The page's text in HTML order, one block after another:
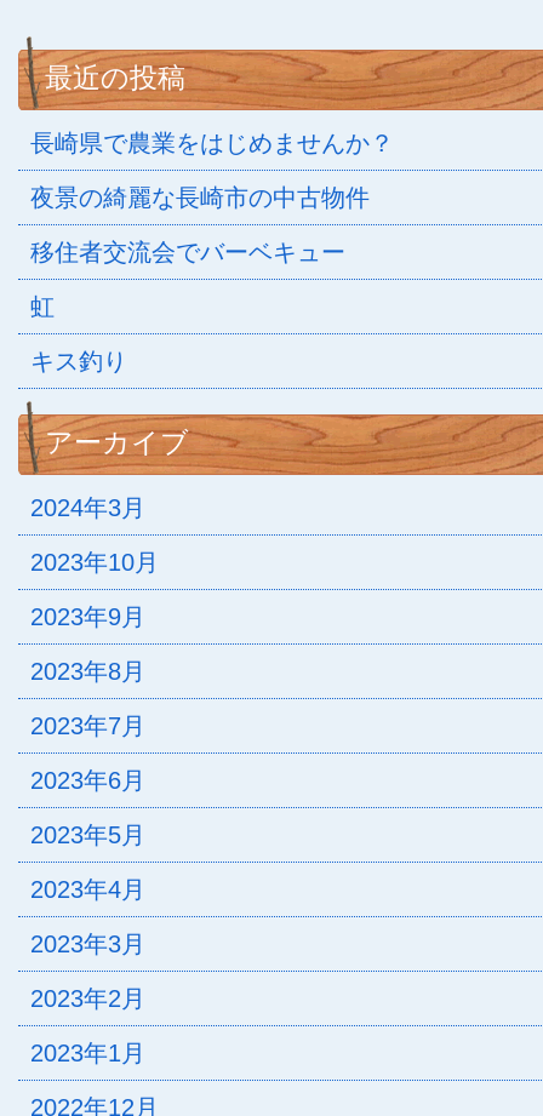
最近の投稿
長崎県で農業をはじめませんか？
夜景の綺麗な長崎市の中古物件
移住者交流会でバーベキュー
虹
キス釣り
アーカイブ
2024年3月
2023年10月
2023年9月
2023年8月
2023年7月
2023年6月
2023年5月
2023年4月
2023年3月
2023年2月
2023年1月
2022年12月